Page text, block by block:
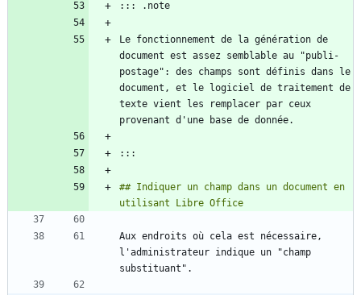
Le fonctionnement de la génération de
document est assez semblable au "publi-
postage": des champs sont définis dans le
document, et le logiciel de traitement de
texte vient les remplacer par ceux
## Indiquer un champ dans un document en
Aux endroits où cela est nécessaire,
l'administrateur indique un "champ